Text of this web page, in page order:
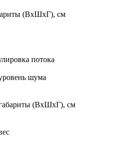
(ВхШхГ), см
потока
шума
(ВхШхГ), см